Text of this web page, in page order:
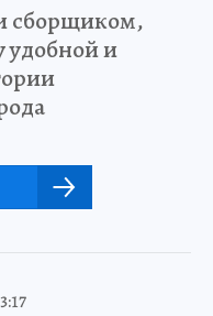
сборщиком,
удобной и